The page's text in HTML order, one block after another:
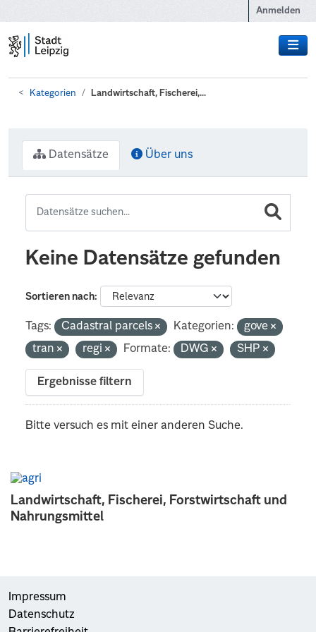
Anmelden
Kategorien Landwirtschaft, Fischerei,...
Landwirtschaft, Fischerei, Forstwirtschaft und
Nahrungsmittel
Datensätze Über uns
Keine Datensätze gefunden
Sortieren nach
Tags: Cadastral parcels Kategorien:
gove
tran
regi Formate: DWG SHP
Ergebnisse filtern
Bitte versuch es mit einer anderen Suche.
Impressum
Datenschutz